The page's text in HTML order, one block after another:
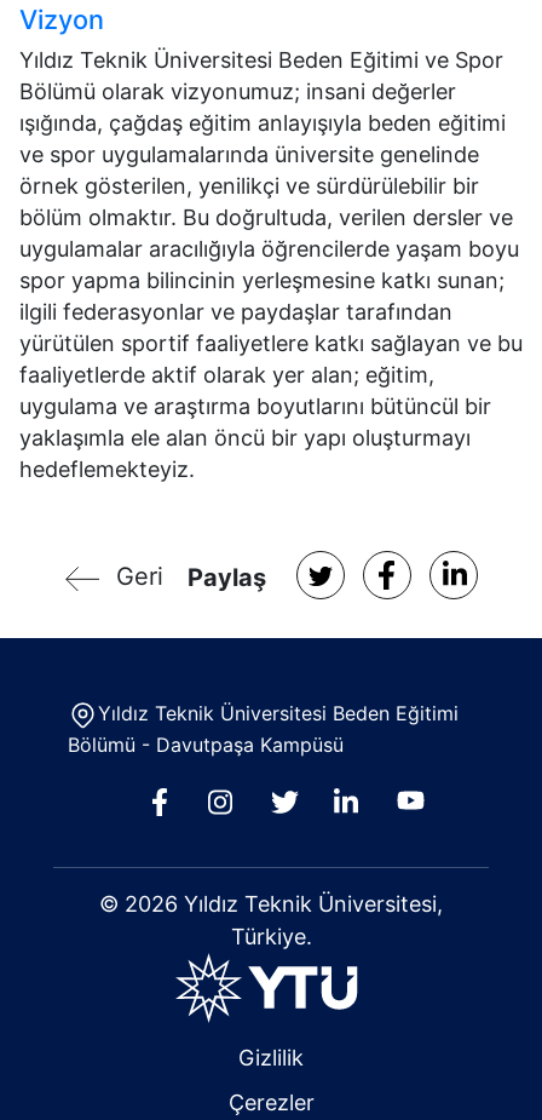
Vizyon
Yıldız Teknik Üniversitesi Beden Eğitimi ve Spor
Bölümü olarak vizyonumuz; insani değerler
ışığında, çağdaş eğitim anlayışıyla beden eğitimi
ve spor uygulamalarında üniversite genelinde
örnek gösterilen, yenilikçi ve sürdürülebilir bir
bölüm olmaktır. Bu doğrultuda, verilen dersler ve
uygulamalar aracılığıyla öğrencilerde yaşam boyu
spor yapma bilincinin yerleşmesine katkı sunan;
ilgili federasyonlar ve paydaşlar tarafından
yürütülen sportif faaliyetlere katkı sağlayan ve bu
faaliyetlerde aktif olarak yer alan; eğitim,
uygulama ve araştırma boyutlarını bütüncül bir
yaklaşımla ele alan öncü bir yapı oluşturmayı
hedeflemekteyiz.
Geri Paylaş
Yıldız Teknik Üniversitesi Beden Eğitimi
Bölümü - Davutpaşa Kampüsü
© 2026 Yıldız Teknik Üniversitesi,
Türkiye.
Gizlilik
Çerezler